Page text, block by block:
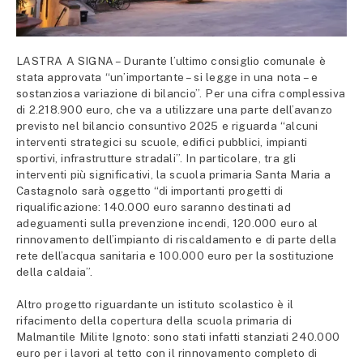
LASTRA A SIGNA – Durante l’ultimo consiglio comunale è
stata approvata “un’importante – si legge in una nota – e
sostanziosa variazione di bilancio”. Per una cifra complessiva
di 2.218.900 euro, che va a utilizzare una parte dell’avanzo
previsto nel bilancio consuntivo 2025 e riguarda “alcuni
interventi strategici su scuole, edifici pubblici, impianti
sportivi, infrastrutture stradali”. In particolare, tra gli
interventi più significativi, la scuola primaria Santa Maria a
Castagnolo sarà oggetto “di importanti progetti di
riqualificazione: 140.000 euro saranno destinati ad
adeguamenti sulla prevenzione incendi, 120.000 euro al
rinnovamento dell’impianto di riscaldamento e di parte della
rete dell’acqua sanitaria e 100.000 euro per la sostituzione
della caldaia”.
Altro progetto riguardante un istituto scolastico è il
rifacimento della copertura della scuola primaria di
Malmantile Milite Ignoto: sono stati infatti stanziati 240.000
euro per i lavori al tetto con il rinnovamento completo di